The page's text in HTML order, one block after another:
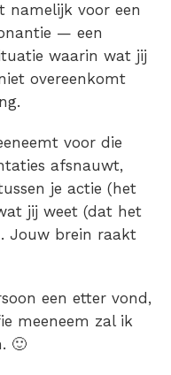
namelijk voor een
— een
waarin wat jij
overeenkomt
voor die
afsnauwt,
je actie (het
jij weet (dat het
Jouw brein raakt
een etter vond,
meeneem zal ik
🙂